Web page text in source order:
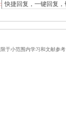
于小范围内学习和文献参